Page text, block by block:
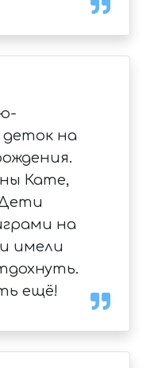
на
Кате,
Дети
на
имели
ещё!